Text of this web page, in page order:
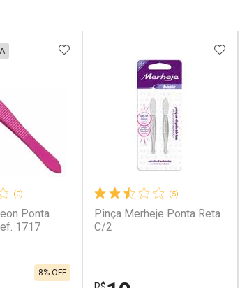
(0)
Ponta
1717
8% OFF
ADICIONAR AOS FAVORITOS
(5)
Pinça Merheje Ponta Reta
C/2